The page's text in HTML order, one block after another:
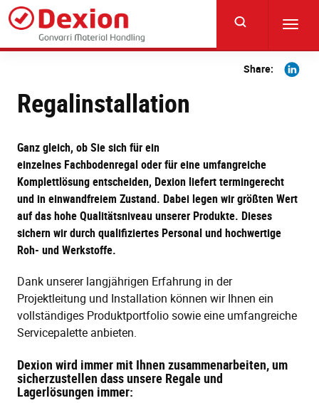
Skip
main
content
Share:
Share
Regalinstallation
Ganz gleich, ob Sie sich für ein
einzelnes Fachbodenregal oder für eine umfangreiche
Komplettlösung entscheiden, Dexion liefert termingerecht
und in einwandfreiem Zustand. Dabei legen wir größten Wert
auf das hohe Qualitätsniveau unserer Produkte. Dieses
sichern wir durch qualifiziertes Personal und hochwertige
Roh- und Werkstoffe.
Dank unserer langjährigen Erfahrung in der
Projektleitung und Installation können wir Ihnen ein
vollständiges Produktportfolio sowie eine umfangreiche
Servicepalette anbieten.
Dexion wird immer mit Ihnen zusammenarbeiten, um
sicherzustellen dass unsere Regale und
Lagerlösungen immer: